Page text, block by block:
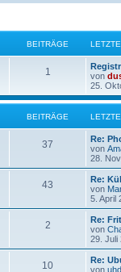
BEITRÄGE
1
von
25.
BEITRÄGE
37
Re:
von
28.
43
Re:
von
5. April
2
Re:
von
29. Juli
10
Re:
von